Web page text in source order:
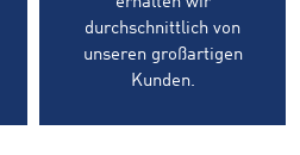
durchschnittlich von
unseren großartigen
Kunden.